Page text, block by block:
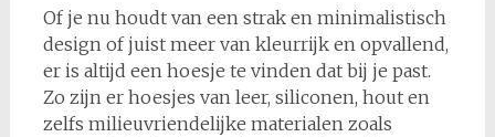
Of je nu houdt van een strak en minimalistisch
design of juist meer van kleurrijk en opvallend,
er is altijd een hoesje te vinden dat bij je past.
Zo zijn er hoesjes van leer, siliconen, hout en
zelfs milieuvriendelijke materialen zoals